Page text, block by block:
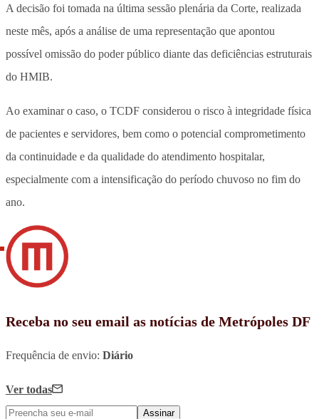
A decisão foi tomada na última sessão plenária da Corte, realizada
neste mês, após a análise de uma representação que apontou
possível omissão do poder público diante das deficiências estruturais
do HMIB.
Ao examinar o caso, o TCDF considerou o risco à integridade física
de pacientes e servidores, bem como o potencial comprometimento
da continuidade e da qualidade do atendimento hospitalar,
especialmente com a intensificação do período chuvoso no fim do
ano.
Receba no seu email as notícias de Metrópoles DF
Frequência de envio: Diário
Ver todas
Assinar